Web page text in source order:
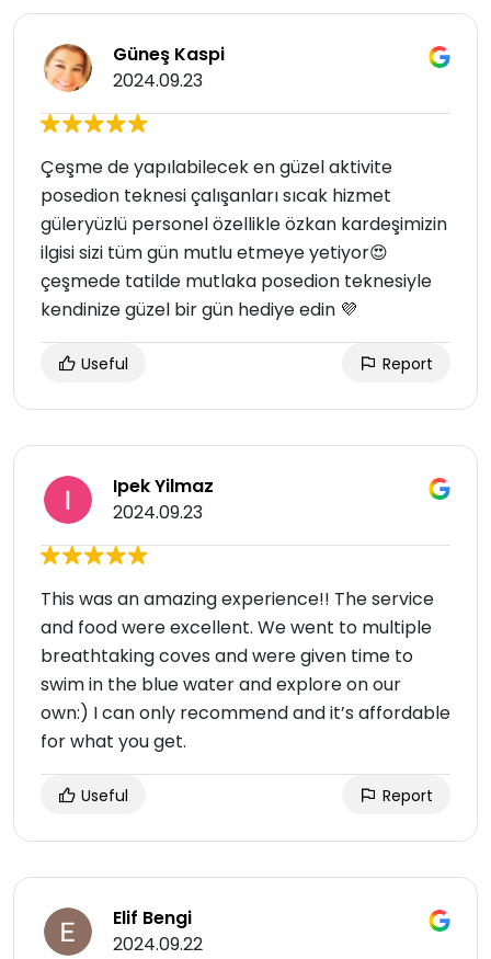
Güneş Kaspi
2024.09.23
Çeşme de yapılabilecek en güzel aktivite
posedion teknesi çalışanları sıcak hizmet
güleryüzlü personel özellikle özkan kardeşimizin
ilgisi sizi tüm gün mutlu etmeye yetiyor😍
çeşmede tatilde mutlaka posedion teknesiyle
kendinize güzel bir gün hediye edin 💜
Useful Report
Ipek Yilmaz
2024.09.23
This was an amazing experience!! The service
and food were excellent. We went to multiple
breathtaking coves and were given time to
swim in the blue water and explore on our
own:) I can only recommend and it’s affordable
for what you get.
Useful Report
Elif Bengi
2024.09.22